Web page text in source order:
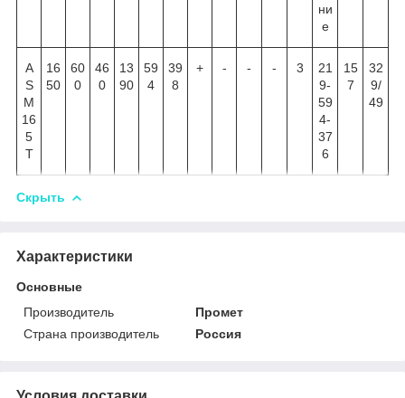
ни
е
A
S
M
16
5
T
16
50
60
0
46
0
13
90
59
4
39
8
+ - - - 3
21
9-
59
4-
37
6
15
7
32
9/
49
Скрыть
Характеристики
Основные
Производитель
Промет
Страна производитель
Россия